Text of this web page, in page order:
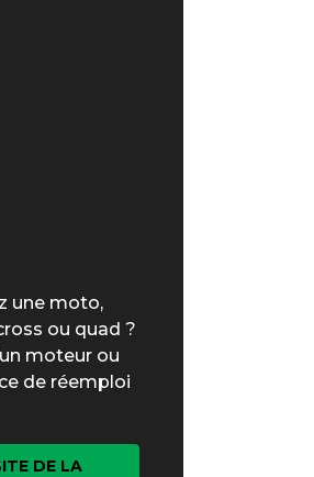
une moto,
ou quad ?
moteur ou
de réemploi
DE LA